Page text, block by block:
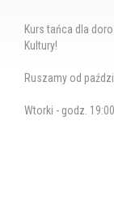
Kurs tańca dla
Kultury!
Ruszamy od
Wtorki - godz.